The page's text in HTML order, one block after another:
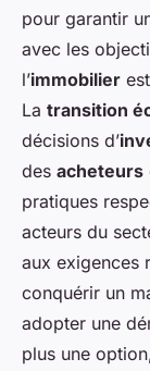
pour garantir
avec les
l’immobilier
La transition
décisions d’
des acheteurs
pratiques
acteurs du
aux exigences
conquérir un
adopter une
plus une